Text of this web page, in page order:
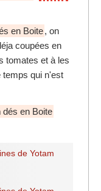
en Boite, on
coupées en
tomates et à les
temps qui n'est
dés en Boite